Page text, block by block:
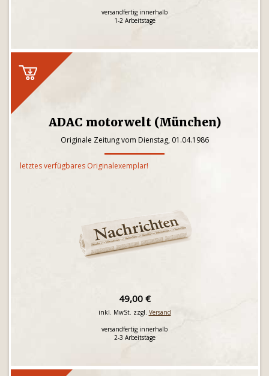
versandfertig innerhalb
1-2 Arbeitstage
ADAC motorwelt (München)
Originale Zeitung vom Dienstag, 01.04.1986
letztes verfügbares Originalexemplar!
49,00 €
inkl. MwSt. zzgl. Versand
versandfertig innerhalb
2-3 Arbeitstage